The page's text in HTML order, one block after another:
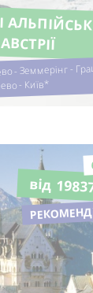
- Земмерінг -
- Київ*
від